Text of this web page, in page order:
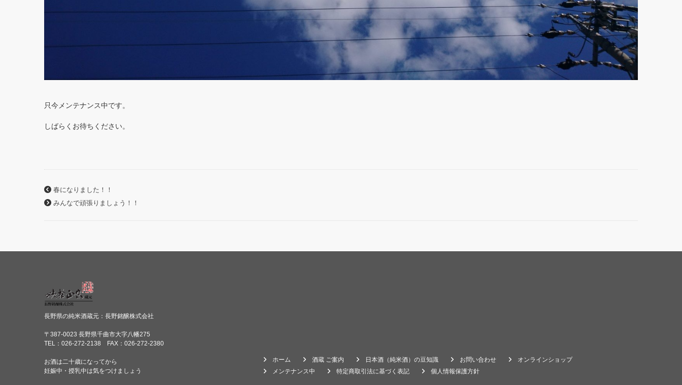
只今メンテナンス中です。
しばらくお待ちください。
春になりました！！
みんなで頑張りましょう！！
長野県の純米酒蔵元：長野銘醸株式会社
〒387-0023 長野県千曲市大字八幡275
TEL：026-272-2138 FAX：026-272-2380
お酒は二十歳になってから
妊娠中・授乳中は気をつけましょう
ホーム 酒蔵 ご案内 日本酒（純米酒）の豆知識 お問い合わせ
オンラインショップ
メンテナンス中
特定商取引法に基づく表記 個人情報保護方針